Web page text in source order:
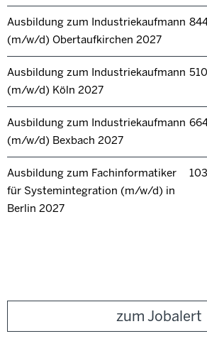
Ausbildung zum Industriekaufmann
(m/w/d) Obertaufkirchen 2027
Ausbildung zum Industriekaufmann
(m/w/d) Köln 2027
Ausbildung zum Industriekaufmann
(m/w/d) Bexbach 2027
Ausbildung zum Fachinformatiker
für Systemintegration (m/w/d) in
Berlin 2027
zum Jobalert